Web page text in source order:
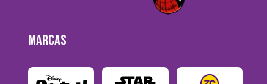
MARCAS